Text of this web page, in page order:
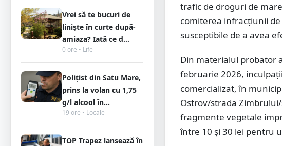
Vrei să te bucuri de
liniște în curte după-
amiaza? Iată ce d...
0 ore • Life
Polițist din Satu Mare,
prins la volan cu 1,75
g/l alcool în...
19 ore • Locale
TOP Trapez lansează în
trafic de droguri de
comiterea infracțiunii
susceptibile de a avea
Din materialul probator
februarie 2026,
comercializat, în
Ostrov/strada
fragmente vegetale
între 10 și 30 lei pentru